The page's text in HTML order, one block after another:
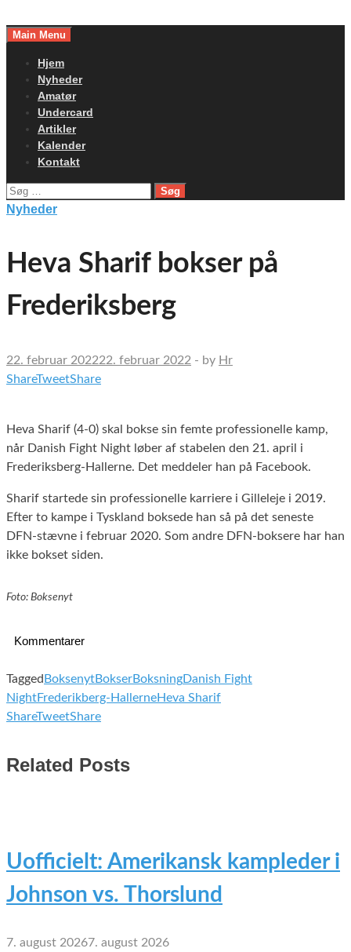
toMain Menu
Hjem
Nyheder
Amatør
Undercard
Artikler
Kalender
Kontakt
Søg
efter:
Nyheder
Heva Sharif bokser på
Frederiksberg
22. februar 202222. februar 2022 - by Hr
ShareTweetShare
Heva Sharif (4-0) skal bokse sin femte professionelle kamp,
når Danish Fight Night løber af stabelen den 21. april i
Frederiksberg-Hallerne. Det meddeler han på Facebook.
Sharif startede sin professionelle karriere i Gilleleje i 2019.
Efter to kampe i Tyskland boksede han så på det seneste
DFN-stævne i februar 2020. Som andre DFN-boksere har han
ikke bokset siden.
Foto: Boksenyt
Kommentarer
Tagged BoksenytBokserBoksningDanish Fight
NightFrederikberg-HallerneHeva Sharif
ShareTweetShare
Related Posts
Uofficielt: Amerikansk kampleder i
Johnson vs. Thorslund
7. august 20267. august 2026